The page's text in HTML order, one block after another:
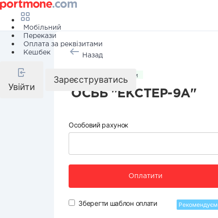
Мобільний
Перекази
Оплата за реквізитами
Кешбек
Увійти
Зареєструватись
Назад
Комунальні послуги
ОСББ "ЕКСТЕР-9А"
Особовий рахунок
Оплатити
Зберегти шаблон оплати